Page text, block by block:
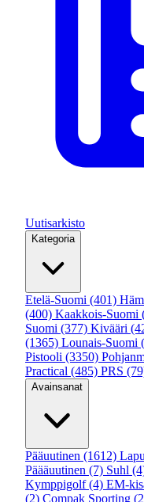
Uutisarkisto
Kategoria
Etelä-Suomi (401)
(400) Kaakkois-Suomi
Suomi (377) Kivääri
(1365) Lounais-Suomi
Pistooli (3350)
Practical (485) PRS
Avainsanat
Pääuutinen (1612)
Päääuutinen (7) Suhl
Kymppigolf (4) EM-
(2) Compak Sporting